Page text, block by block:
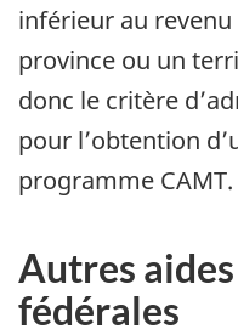
inférieur au
province ou un
donc le critère
pour l’obtention
programme CAMT.
Autres
fédérales